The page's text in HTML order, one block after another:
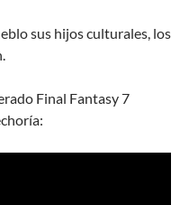
sus hijos culturales, los
Final Fantasy 7